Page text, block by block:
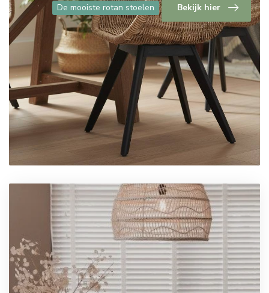
De mooiste rotan stoelen Bekijk hier